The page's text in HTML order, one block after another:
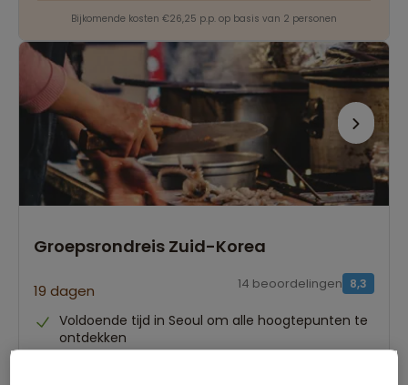
Bijkomende kosten €26,25 p.p. op basis van 2 personen
Groepsrondreis Zuid-Korea
19 dagen 8,3
14 beoordelingen
Voldoende tijd in Seoul om alle hoogtepunten te
ontdekken